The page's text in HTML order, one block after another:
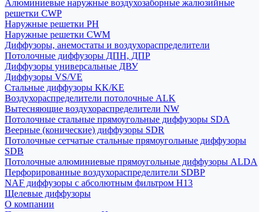
Алюминиевые наружные воздухозаборные жалюзийные
решетки CWP
Наружные решетки РН
Наружные решетки CWM
Диффузоры, анемостаты и воздухораспределители
Потолочные диффузоры ДПН, ДПР
Диффузоры универсальные ДВУ
Диффузоры VS/VE
Стальные диффузоры KK/KE
Воздухораспределители потолочные ALK
Вытесняющие воздухораспределители NW
Потолочные стальные прямоугольные диффузоры SDA
Веерные (конические) диффузоры SDR
Потолочные сетчатые стальные прямоугольные диффузоры
SDB
Потолочные алюминиевые прямоугольные диффузоры ALDA
Перфорированные воздухораспределители SDBP
NAF диффузоры с абсолютным фильтром Н13
Щелевые диффузоры
О компании